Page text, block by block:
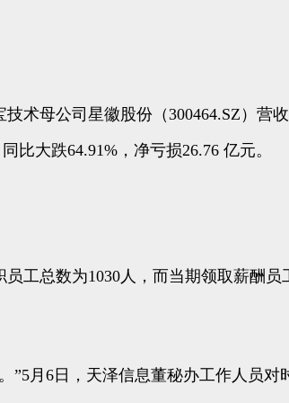
术母公司星徽股份（300464.SZ）营
比大跌64.91%，净亏损26.76 亿元。
工总数为1030人，而当期领取薪酬
月6日，天泽信息董秘办工作人员对